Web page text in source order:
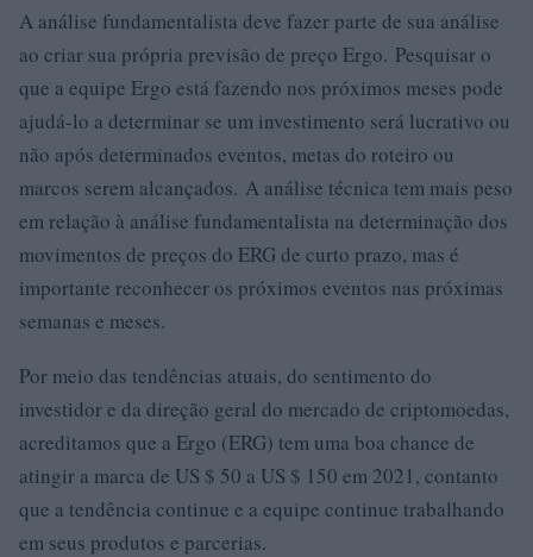
A análise fundamentalista deve fazer parte de sua análise
ao criar sua própria previsão de preço Ergo. Pesquisar o
que a equipe Ergo está fazendo nos próximos meses pode
ajudá-lo a determinar se um investimento será lucrativo ou
não após determinados eventos, metas do roteiro ou
marcos serem alcançados. A análise técnica tem mais peso
em relação à análise fundamentalista na determinação dos
movimentos de preços do ERG de curto prazo, mas é
importante reconhecer os próximos eventos nas próximas
semanas e meses.
Por meio das tendências atuais, do sentimento do
investidor e da direção geral do mercado de criptomoedas,
acreditamos que a Ergo (ERG) tem uma boa chance de
atingir a marca de US $ 50 a US $ 150 em 2021, contanto
que a tendência continue e a equipe continue trabalhando
em seus produtos e parcerias.